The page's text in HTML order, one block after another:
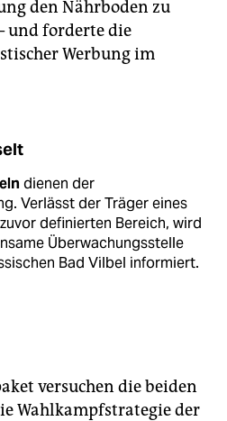
den Nährboden zu
und forderte die
Werbung im
dienen der
Verlässt der Träger eines
definierten Bereich, wird
Überwachungsstelle
Bad Vilbel informiert.
kann die Fußfessel aber
versuchen die beiden
Wahlkampfstrategie der